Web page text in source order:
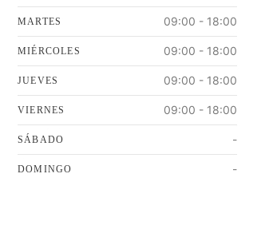
MARTES 09:00 - 18:00
MIÉRCOLES 09:00 - 18:00
JUEVES 09:00 - 18:00
VIERNES 09:00 - 18:00
SÁBADO -
DOMINGO -